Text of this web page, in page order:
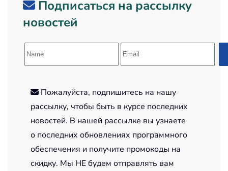
Подписаться на рассылку
новостей
Пожалуйста, подпишитесь на нашу
рассылку, чтобы быть в курсе последних
новостей. В нашей рассылке вы узнаете
о последних обновлениях программного
обеспечения и получите промокоды на
скидку. Мы НЕ будем отправлять вам